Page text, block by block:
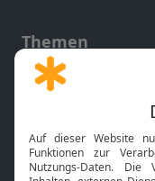
Themen
Gott und Bibel
Neuigkeiten